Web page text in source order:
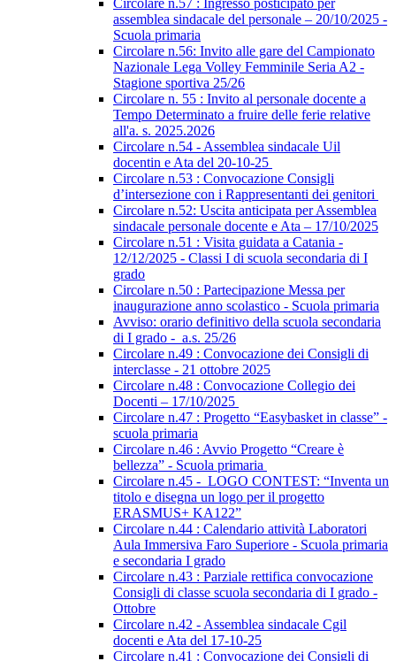
Circolare n.57 : Ingresso posticipato per
assemblea sindacale del personale – 20/10/2025 -
Scuola primaria
Circolare n.56: Invito alle gare del Campionato
Nazionale Lega Volley Femminile Seria A2 -
Stagione sportiva 25/26
Circolare n. 55 : Invito al personale docente a
Tempo Determinato a fruire delle ferie relative
all'a. s. 2025.2026
Circolare n.54 - Assemblea sindacale Uil
docentin e Ata del 20-10-25
Circolare n.53 : Convocazione Consigli
d’intersezione con i Rappresentanti dei genitori
Circolare n.52: Uscita anticipata per Assemblea
sindacale personale docente e Ata – 17/10/2025
Circolare n.51 : Visita guidata a Catania -
12/12/2025 - Classi I di scuola secondaria di I
grado
Circolare n.50 : Partecipazione Messa per
inaugurazione anno scolastico - Scuola primaria
Avviso: orario definitivo della scuola secondaria
di I grado - a.s. 25/26
Circolare n.49 : Convocazione dei Consigli di
interclasse - 21 ottobre 2025
Circolare n.48 : Convocazione Collegio dei
Docenti – 17/10/2025
Circolare n.47 : Progetto “Easybasket in classe” -
scuola primaria
Circolare n.46 : Avvio Progetto “Creare è
bellezza” - Scuola primaria
Circolare n.45 - LOGO CONTEST: “Inventa un
titolo e disegna un logo per il progetto
ERASMUS+ KA122”
Circolare n.44 : Calendario attività Laboratori
Aula Immersiva Faro Superiore - Scuola primaria
e secondaria I grado
Circolare n.43 : Parziale rettifica convocazione
Consigli di classe scuola secondaria di I grado -
Ottobre
Circolare n.42 - Assemblea sindacale Cgil
docenti e Ata del 17-10-25
Circolare n.41 : Convocazione dei Consigli di